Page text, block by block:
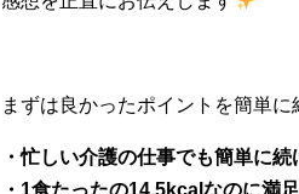
まずは良かったポイントを簡単に
・忙しい介護の仕事でも簡単に続
・1食たったの14.5kcalなのに満